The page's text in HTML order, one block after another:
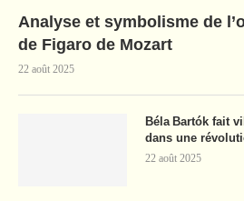
Analyse et symbolisme de
de Figaro de Mozart
22 août 2025
Béla Bartók fait
dans une
22 août 2025